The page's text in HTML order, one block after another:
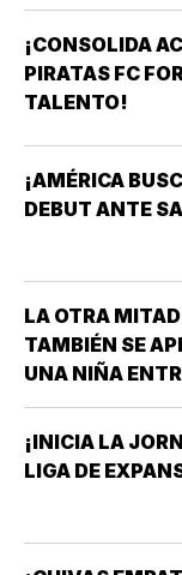
¡CONSOLIDA
PIRATAS FC
TALENTO!
¡AMÉRICA
DEBUT ANTE
LA OTRA
TAMBIÉN SE
UNA NIÑA
BAJO EL
ELLA SIEMPRE
¡INICIA LA
LIGA DE